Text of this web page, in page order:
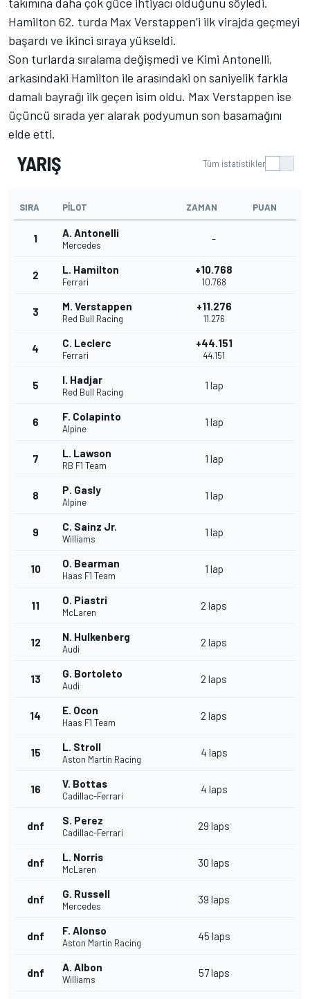
Hamilton 62. turda Max Verstappen’i ilk virajda geçmeyi
başardı ve ikinci sıraya yükseldi.
Son turlarda sıralama değişmedi ve Kimi Antonelli,
arkasındaki Hamilton ile arasındaki on saniyelik farkla
damalı bayrağı ilk geçen isim oldu. Max Verstappen ise
üçüncü sırada yer alarak podyumun son basamağını
elde etti.
YARIŞ Tüm istatistikler
SIRA PILOT ZAMAN PUAN
1 A. Antonelli
Mercedes
-
2 L. Hamilton
Ferrari
+10.768
10.768
3 M. Verstappen
Red Bull Racing
+11.276
11.276
4 C. Leclerc
Ferrari
+44.151
44.151
5 I. Hadjar
Red Bull Racing
1 lap
6 F. Colapinto
Alpine
1 lap
7 L. Lawson
RB F1 Team
1 lap
8 P. Gasly
Alpine
1 lap
9 C. Sainz Jr.
Williams
1 lap
10 O. Bearman
Haas F1 Team
1 lap
11 O. Piastri
McLaren
2 laps
12 N. Hulkenberg
Audi
2 laps
13 G. Bortoleto
Audi
2 laps
14 E. Ocon
Haas F1 Team
2 laps
15 L. Stroll
Aston Martin Racing
4 laps
16 V. Bottas
Cadillac-Ferrari
4 laps
dnf S. Perez
Cadillac-Ferrari
29 laps
dnf L. Norris
McLaren
30 laps
dnf G. Russell
Mercedes
39 laps
dnf F. Alonso
Aston Martin Racing
45 laps
dnf A. Albon
Williams
57 laps